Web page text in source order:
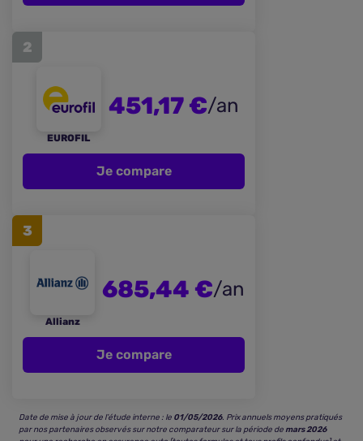
2
EUROFIL
451,17 €/an
Je compare
3
Allianz
685,44 €/an
Je compare
Date de mise à jour de l’étude interne : le 01/05/2026. Prix annuels moyens pratiqués
par nos partenaires observés sur notre comparateur sur la période demars 2026